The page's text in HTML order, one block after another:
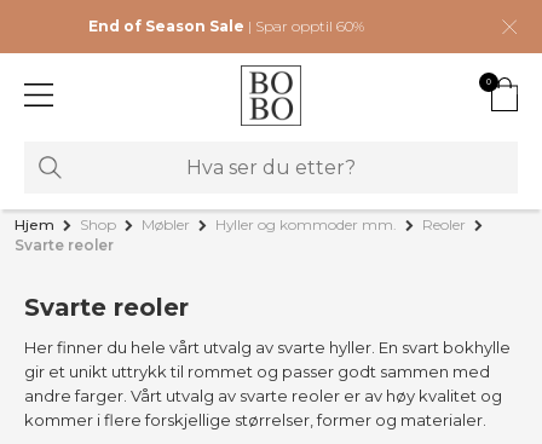
End of Season Sale | Spar opptil 60%
0
Hjem Shop Møbler Hyller og kommoder mm.
Reoler
Svarte reoler
Svarte reoler
Her finner du hele vårt utvalg av svarte hyller. En svart bokhylle
gir et unikt uttrykk til rommet og passer godt sammen med
andre farger. Vårt utvalg av svarte reoler er av høy kvalitet og
kommer i flere forskjellige størrelser, former og materialer.